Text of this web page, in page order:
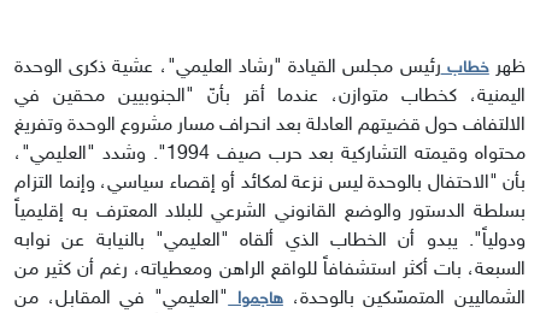
ظهرخطاب رئيس مجلس القيادة "رشاد العليمي"، عشية ذكرى الوحدة
اليمنية، كخطاب متوازن، عندما أقر بأنّ "الجنوبيين محقين في
الالتفاف حول قضيتهم العادلة بعد انحراف مسار مشروع الوحدة وتفريغ
محتواه وقيمته التشاركية بعد حرب صيف 1994". وشدد "العليمي"،
بأن "الاحتفال بالوحدة ليس نزعة لمكائد أو إقصاء سياسي، وإنما التزام
بسلطة الدستور والوضع القانوني الشرعي للبلاد المعترف به إقليمياً
ودولياً". يبدو أن الخطاب الذي ألقاه "العليمي" بالنيابة عن نوابه
السبعة، بات أكثر استشفافاً للواقع الراهن ومعطياته، رغم أن كثير من
الشماليين المتمسّكين بالوحدة،هاجموا "العليمي" في المقابل، من